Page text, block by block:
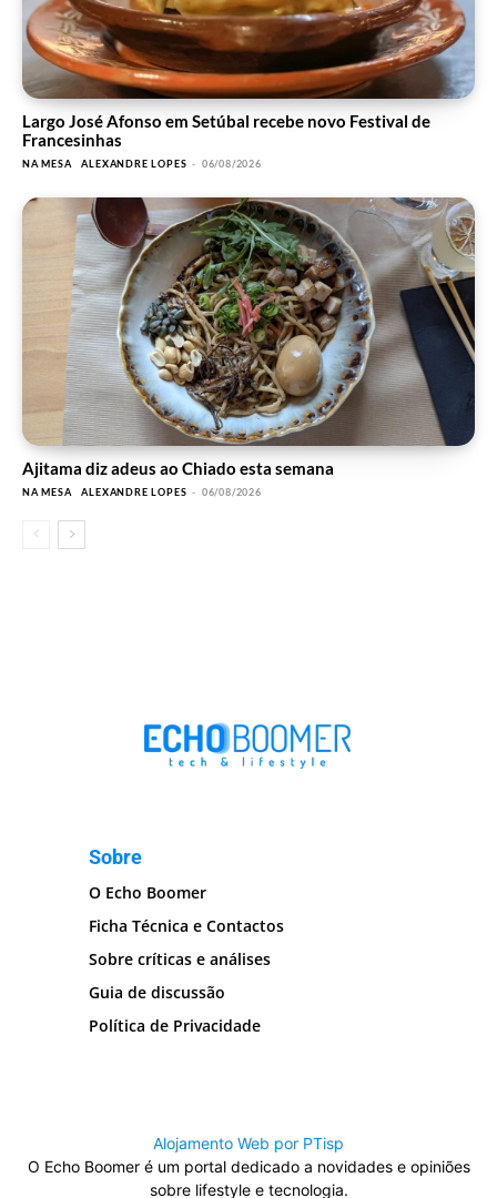
Largo José Afonso em Setúbal recebe novo Festival de
Francesinhas
NA MESA ALEXANDRE LOPES - 06/08/2026
Ajitama diz adeus ao Chiado esta semana
NA MESA ALEXANDRE LOPES - 06/08/2026
Sobre
O Echo Boomer
Ficha Técnica e Contactos
Sobre críticas e análises
Guia de discussão
Política de Privacidade
Alojamento Web por PTisp
O Echo Boomer é um portal dedicado a novidades e opiniões
sobre lifestyle e tecnologia.